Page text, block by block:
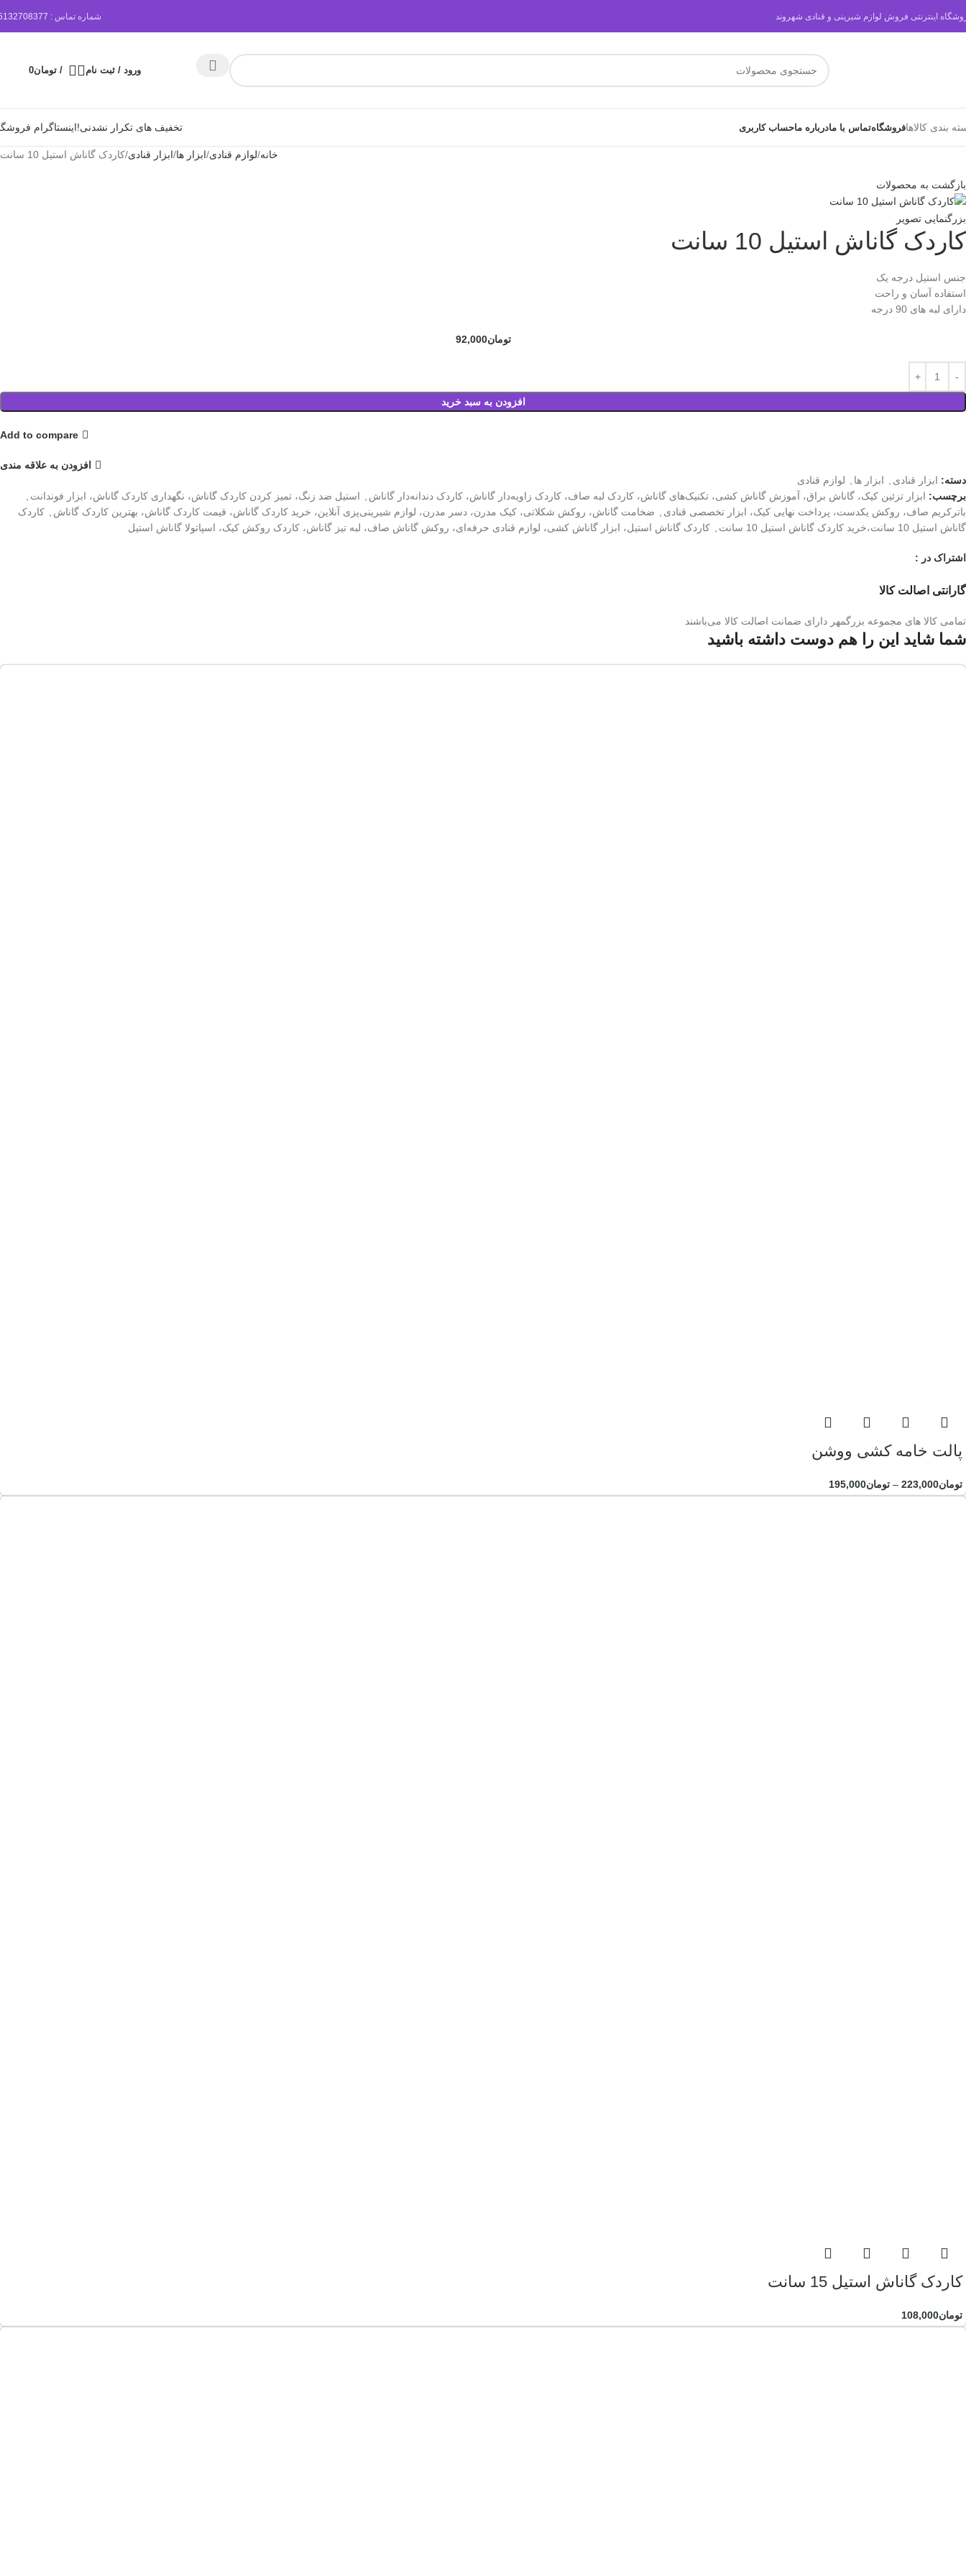
اینترنتی فروش لوازم شیرینی و قنادی شهروند شماره تماس :
ورود / ثبت نام / تومان0
بندی کالاهافروشگاهتماس با مادرباره ماحساب کاربری تخفیف های تکرار نشدنی!اینستاگرام
خانه لوازم قنادی ابزار ها ابزار قنادی کاردک گاناش استیل 10 سانت
بازگشت به محصولات
بزرگنمایی تصویر
کاردک گاناش استیل 10 سانت
جنس استیل درجه یک
استفاده آسان و راحت
دارای لبه های 90 درجه
تومان92,000
افزودن به سبد خرید
Add to compare
افزودن به علاقه مندی
دسته: ابزار قنادی ابزار ها
لوازم قنادی
برچسب: ابزار تزئین کیک، گاناش براق، آموزش گاناش کشی، تکنیک‌های گاناش، کاردک لبه صاف، کاردک زاویه‌دار گاناش، کاردک دندانه‌دار گاناش استیل ضد زنگ، تمیز کردن کاردک گاناش، نگهداری کاردک گاناش، ابزار فوندانت
باترکریم صاف، روکش یکدست، پرداخت نهایی کیک، ابزار تخصصی قنادی
ضخامت گاناش، روکش شکلاتی، کیک مدرن، دسر مدرن، لوازم شیرینی‌پزی آنلاین، خرید کاردک گاناش، قیمت کاردک گاناش، بهترین کاردک گاناش
کاردک
گاناش استیل 10 سانت،خرید کاردک گاناش استیل 10 سانت
کاردک گاناش استیل، ابزار گاناش کشی، لوازم قنادی حرفه‌ای، روکش گاناش صاف، لبه تیز گاناش، کاردک روکش کیک، اسپاتولا گاناش استیل
اشتراک در :
گارانتی اصالت کالا
تمامی کالا های مجموعه بزرگمهر دارای ضمانت اصالت کالا می‌باشند
شما شاید این را هم دوست داشته باشید
پالت خامه کشی ووشن
تومان223,000
– تومان195,000
کاردک گاناش استیل 15 سانت
تومان108,000